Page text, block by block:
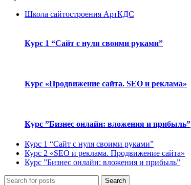
Школа сайтостроения АртКДС
Курс 1 “Сайт с нуля своими руками”
Курс «Продвижение сайта. SEO и реклама»
Курс ”Бизнес онлайн: вложения и прибыль”
Курс 1 “Сайт с нуля своими руками”
Курс 2 «SEO и реклама. Продвижение сайта»
Курс ”Бизнес онлайн: вложения и прибыль”
Search